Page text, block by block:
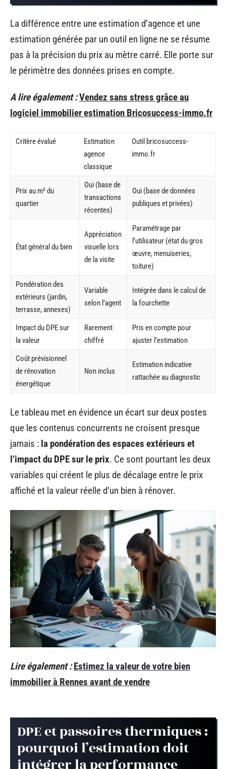
La différence entre une estimation d’agence et une
estimation générée par un outil en ligne ne se résume
pas à la précision du prix au mètre carré. Elle porte sur
le périmètre des données prises en compte.
A lire également :Vendez sans stress grâce au
logiciel immobilier estimation Bricosuccess-immo.fr
Critère évalué
Estimation
agence
classique
Outil bricosuccess-
immo.fr
Prix au m² du
quartier
Oui (base de
transactions
récentes)
Oui (base de données
publiques et privées)
État général du bien
Appréciation
visuelle lors
de la visite
Paramétrage par
l’utilisateur (état du gros
œuvre, menuiseries,
toiture)
Pondération des
extérieurs (jardin,
terrasse, annexes)
Variable
selon l’agent
Intégrée dans le calcul de
la fourchette
Impact du DPE sur
la valeur
Rarement
chiffré
Pris en compte pour
ajuster l’estimation
Coût prévisionnel
de rénovation
énergétique
Non inclus
Estimation indicative
rattachée au diagnostic
Le tableau met en évidence un écart sur deux postes
que les contenus concurrents ne croisent presque
jamais : la pondération des espaces extérieurs et
l’impact du DPE sur le prix. Ce sont pourtant les deux
variables qui créent le plus de décalage entre le prix
affiché et la valeur réelle d’un bien à rénover.
Lire également : Estimez la valeur de votre bien
immobilier à Rennes avant de vendre
DPE et passoires thermiques :
pourquoi l’estimation doit
intégrer la performance